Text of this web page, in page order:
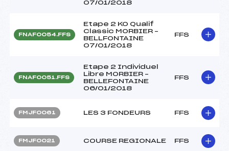
07/01/2018
FNAF0054.FFS
Etape 2 KO Qualif
Classic MORBIER –
BELLFONTAINE
07/01/2018
FFS
FNAF0051.FFS
Etape 2 Individuel
Libre MORBIER –
BELLEFONTAINE
06/01/2018
FFS
FMJF0061 LES 3 FONDEURS FFS
FMJF0021 COURSE REGIONALE FFS